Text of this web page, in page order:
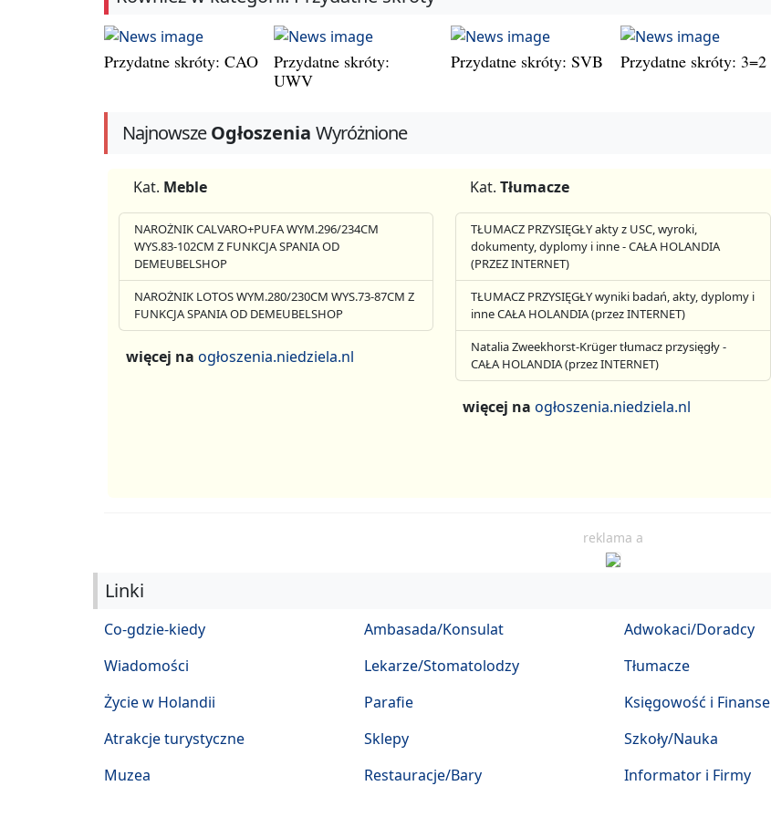
Przydatne skróty: CAO
Przydatne skróty:
UWV
Przydatne skróty: SVB Przydatne skróty: 3=2
NajnowszeOgłoszenia Wyróżnione
Kat. Meble
NAROŻNIK CALVARO+PUFA WYM.296/234CM
WYS.83-102CM Z FUNKCJA SPANIA OD
DEMEUBELSHOP
NAROŻNIK LOTOS WYM.280/230CM WYS.73-87CM Z
FUNKCJA SPANIA OD DEMEUBELSHOP
więcej na ogłoszenia.niedziela.nl
Kat. Tłumacze
TŁUMACZ PRZYSIĘGŁY akty z USC, wyroki,
dokumenty, dyplomy i inne - CAŁA HOLANDIA
(PRZEZ INTERNET)
TŁUMACZ PRZYSIĘGŁY wyniki badań, akty, dyplomy i
inne CAŁA HOLANDIA (przez INTERNET)
Natalia Zweekhorst-Krüger tłumacz przysięgły -
CAŁA HOLANDIA (przez INTERNET)
więcej naogłoszenia.niedziela.nl
reklama a
Linki
Co-gdzie-kiedy
Wiadomości
Życie w Holandii
Atrakcje turystyczne
Muzea
Ambasada/Konsulat
Lekarze/Stomatolodzy
Parafie
Sklepy
Restauracje/Bary
Adwokaci/Doradcy
Tłumacze
Księgowość i Finanse
Szkoły/Nauka
Informator i Firmy